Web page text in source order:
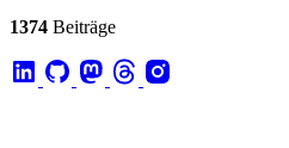
1374 Beiträge